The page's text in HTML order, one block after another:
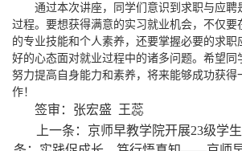
通过本次讲座，同学们意识到求职与应聘
过程。要想获得满意的实习就业机会，不仅要
的专业技能和个人素养，还要掌握必要的求职
好的心态面对就业过程中的诸多问题。希望同
努力提高自身能力和素养，将来能够成功获得
作！
签审：张宏盛 王蕊
上一条： 京师早教学院开展23级学